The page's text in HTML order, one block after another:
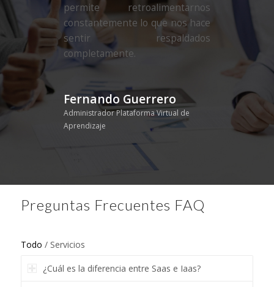
permite retroalimentarnos
constantemente lo que nos hace
sentir respaldados
completamente.
Fernando Guerrero
Administrador Plataforma Virtual de
Aprendizaje
Preguntas Frecuentes FAQ
Todo / Servicios
¿Cuál es la diferencia entre Saas e Iaas?